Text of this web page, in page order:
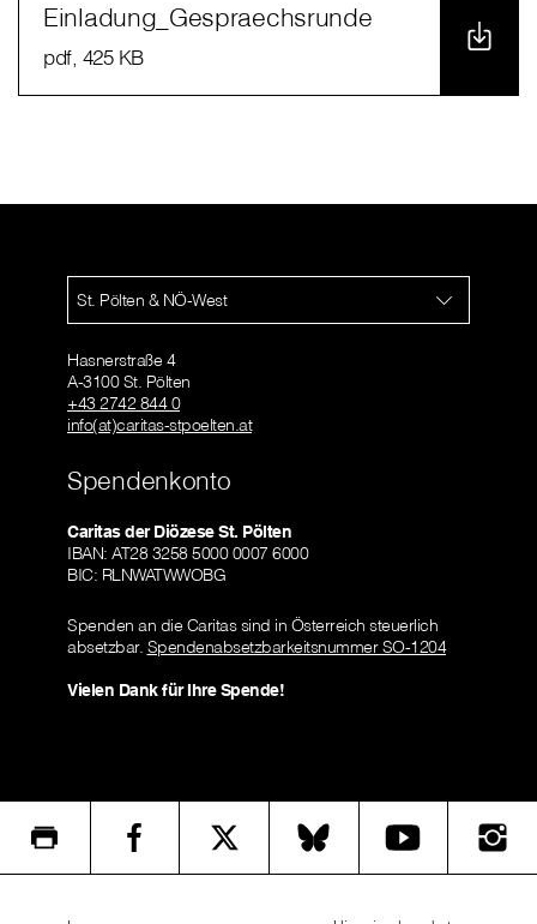
Einladung_Gespraechsrunde
pdf, 425 KB
St. Pölten & NÖ-West
Hasnerstraße 4
A-3100 St. Pölten
+43 2742 844 0
info(at)caritas-stpoelten.at
Spendenkonto
Caritas der Diözese St. Pölten
IBAN: AT28 3258 5000 0007 6000
BIC: RLNWATWWOBG
Spenden an die Caritas sind in Österreich steuerlich
absetzbar. Spendenabsetzbarkeitsnummer SO-1204
Vielen Dank für Ihre Spende!